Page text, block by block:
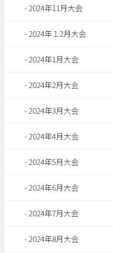
2024年11月大会
2024年１2月大会
2024年1月大会
2024年2月大会
2024年3月大会
2024年4月大会
2024年5月大会
2024年6月大会
2024年7月大会
2024年8月大会